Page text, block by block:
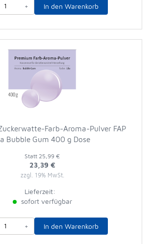
+ In den Warenkorb
Farb-Aroma-Pulver FAP
Bubble Gum 400 g Dose
Statt 25,99 €
23,39 €
zzgl. 19% MwSt.
Lieferzeit:
sofort verfügbar
+ In den Warenkorb